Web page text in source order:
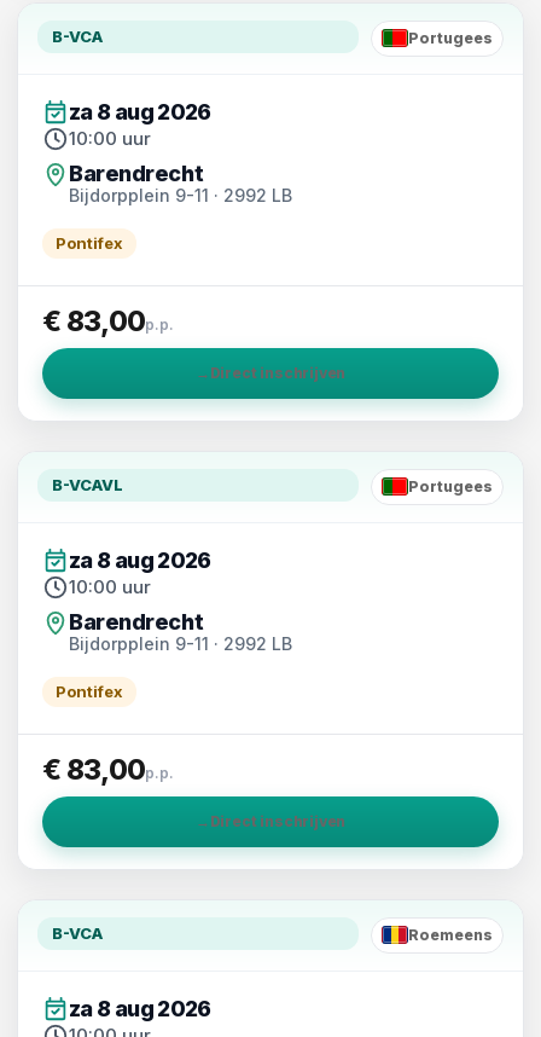
B-VCA
PT
Portugees
za 8 aug 2026
10:00 uur
Barendrecht
Bijdorpplein 9-11 · 2992 LB
Pontifex
€ 83,00p.p.
→ Direct inschrijven
B-VCAVL
PT
Portugees
za 8 aug 2026
10:00 uur
Barendrecht
Bijdorpplein 9-11 · 2992 LB
Pontifex
€ 83,00p.p.
→ Direct inschrijven
B-VCA
RO
Roemeens
za 8 aug 2026